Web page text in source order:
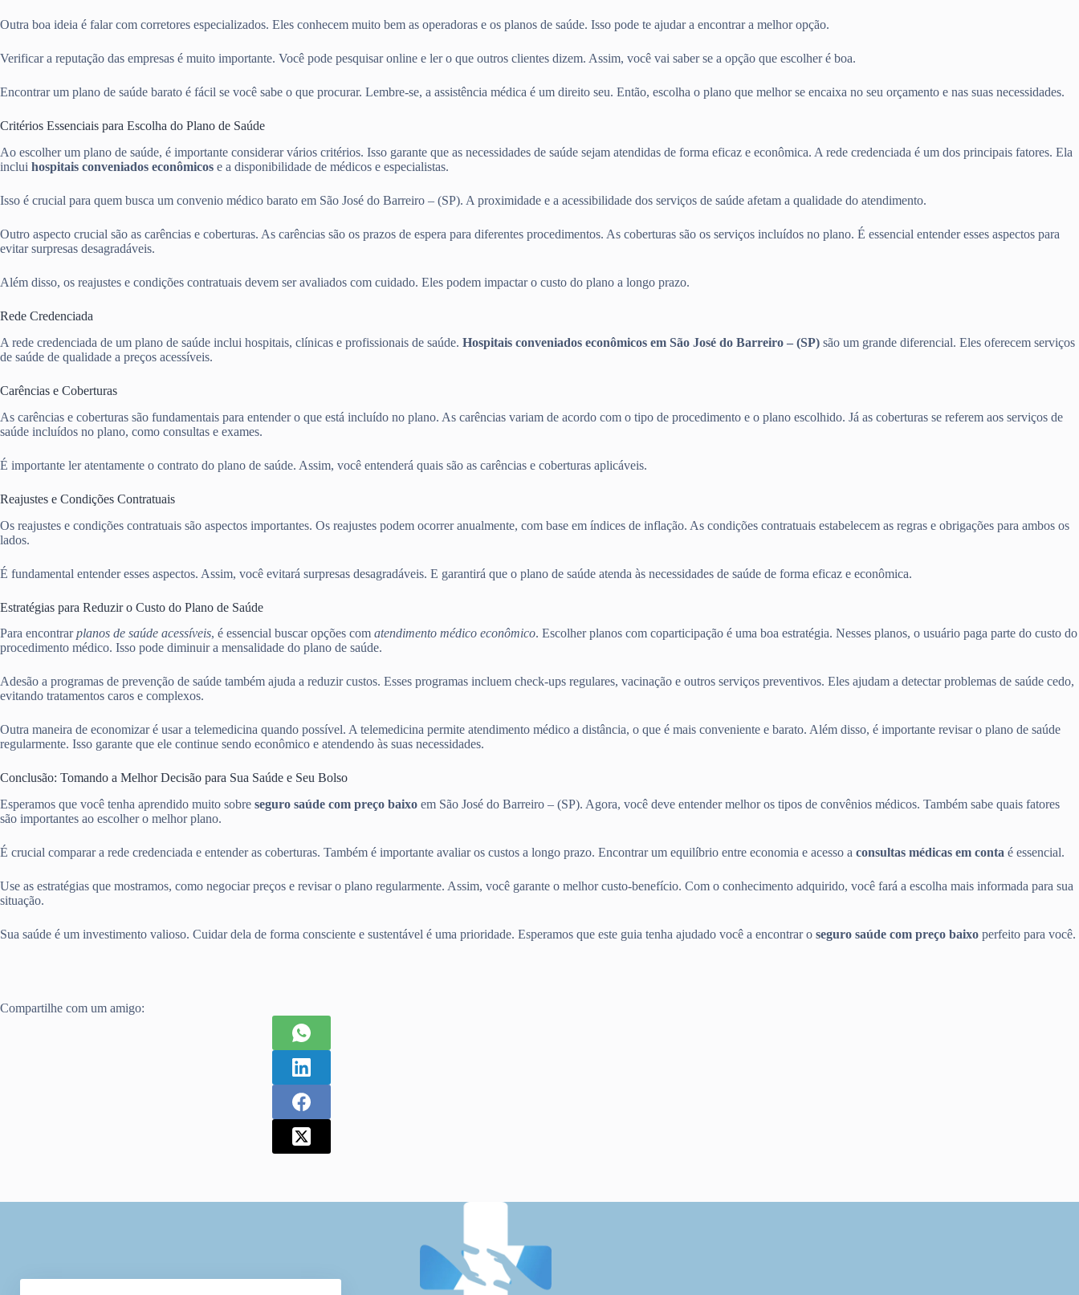
Outra boa ideia é falar com corretores especializados. Eles conhecem muito bem as operadoras e os planos de saúde. Isso pode te ajudar a encontrar a melhor opção.
Verificar a reputação das empresas é muito importante. Você pode pesquisar online e ler o que outros clientes dizem. Assim, você vai saber se a opção que escolher é boa.
Encontrar um plano de saúde barato é fácil se você sabe o que procurar. Lembre-se, a assistência médica é um direito seu. Então, escolha o plano que melhor se encaixa no seu orçamento e nas suas necessidades.
Critérios Essenciais para Escolha do Plano de Saúde
Ao escolher um plano de saúde, é importante considerar vários critérios. Isso garante que as necessidades de saúde sejam atendidas de forma eficaz e econômica. A rede credenciada é um dos principais fatores. Ela
inclui hospitais conveniados econômicos e a disponibilidade de médicos e especialistas.
Isso é crucial para quem busca um convenio médico barato em São José do Barreiro – (SP). A proximidade e a acessibilidade dos serviços de saúde afetam a qualidade do atendimento.
Outro aspecto crucial são as carências e coberturas. As carências são os prazos de espera para diferentes procedimentos. As coberturas são os serviços incluídos no plano. É essencial entender esses aspectos para
evitar surpresas desagradáveis.
Além disso, os reajustes e condições contratuais devem ser avaliados com cuidado. Eles podem impactar o custo do plano a longo prazo.
Rede Credenciada
A rede credenciada de um plano de saúde inclui hospitais, clínicas e profissionais de saúde. Hospitais conveniados econômicos em São José do Barreiro – (SP) são um grande diferencial. Eles oferecem serviços
de saúde de qualidade a preços acessíveis.
Carências e Coberturas
As carências e coberturas são fundamentais para entender o que está incluído no plano. As carências variam de acordo com o tipo de procedimento e o plano escolhido. Já as coberturas se referem aos serviços de
saúde incluídos no plano, como consultas e exames.
É importante ler atentamente o contrato do plano de saúde. Assim, você entenderá quais são as carências e coberturas aplicáveis.
Reajustes e Condições Contratuais
Os reajustes e condições contratuais são aspectos importantes. Os reajustes podem ocorrer anualmente, com base em índices de inflação. As condições contratuais estabelecem as regras e obrigações para ambos os
lados.
É fundamental entender esses aspectos. Assim, você evitará surpresas desagradáveis. E garantirá que o plano de saúde atenda às necessidades de saúde de forma eficaz e econômica.
Estratégias para Reduzir o Custo do Plano de Saúde
Para encontrarplanos de saúde acessíveis, é essencial buscar opções com atendimento médico econômico. Escolher planos com coparticipação é uma boa estratégia. Nesses planos, o usuário paga parte do custo do
procedimento médico. Isso pode diminuir a mensalidade do plano de saúde.
Adesão a programas de prevenção de saúde também ajuda a reduzir custos. Esses programas incluem check-ups regulares, vacinação e outros serviços preventivos. Eles ajudam a detectar problemas de saúde cedo,
evitando tratamentos caros e complexos.
Outra maneira de economizar é usar a telemedicina quando possível. A telemedicina permite atendimento médico a distância, o que é mais conveniente e barato. Além disso, é importante revisar o plano de saúde
regularmente. Isso garante que ele continue sendo econômico e atendendo às suas necessidades.
Conclusão: Tomando a Melhor Decisão para Sua Saúde e Seu Bolso
Esperamos que você tenha aprendido muito sobre seguro saúde com preço baixo em São José do Barreiro – (SP). Agora, você deve entender melhor os tipos de convênios médicos. Também sabe quais fatores
são importantes ao escolher o melhor plano.
É crucial comparar a rede credenciada e entender as coberturas. Também é importante avaliar os custos a longo prazo. Encontrar um equilíbrio entre economia e acesso a consultas médicas em conta é essencial.
Use as estratégias que mostramos, como negociar preços e revisar o plano regularmente. Assim, você garante o melhor custo-benefício. Com o conhecimento adquirido, você fará a escolha mais informada para sua
situação.
Sua saúde é um investimento valioso. Cuidar dela de forma consciente e sustentável é uma prioridade. Esperamos que este guia tenha ajudado você a encontrar o seguro saúde com preço baixo perfeito para você.
Compartilhe com um amigo: